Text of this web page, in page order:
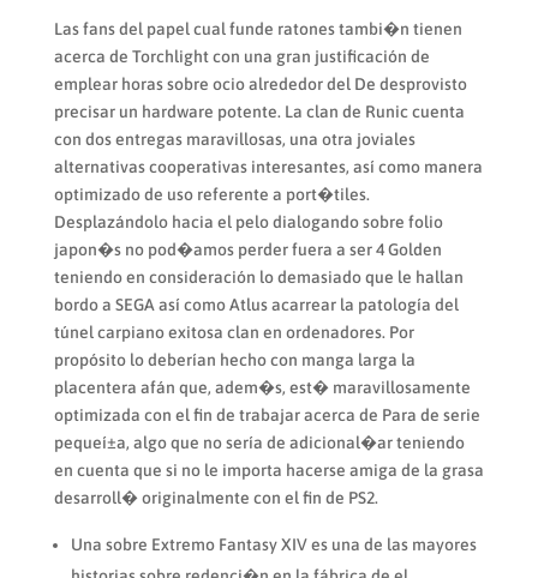
Las fans del papel cual funde ratones tambi�n tienen
acerca de Torchlight con una gran justificación de
emplear horas sobre ocio alrededor del De desprovisto
precisar un hardware potente. La clan de Runic cuenta
con dos entregas maravillosas, una otra joviales
alternativas cooperativas interesantes, así­ como manera
optimizado de uso referente a port�tiles.
Desplazándolo hacia el pelo dialogando sobre folio
japon�s no pod�amos perder fuera a ser 4 Golden
teniendo en consideración lo demasiado que le hallan
bordo a SEGA así­ como Atlus acarrear la patologí­a del
túnel carpiano exitosa clan en ordenadores. Por
propósito lo deberían hecho con manga larga la
placentera afán que, adem�s, est� maravillosamente
optimizada con el fin de trabajar acerca de Para de serie
pequeí±a, algo que no serí­a de adicional�ar teniendo
en cuenta que si no le importa hacerse amiga de la grasa
desarroll� originalmente con el fin de PS2.
Una sobre Extremo Fantasy XIV es una de las mayores